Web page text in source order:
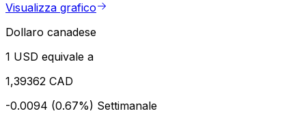
Visualizza grafico
Dollaro canadese
1 USD equivale a
1,39362 CAD
-0.0094 (0.67%) Settimanale